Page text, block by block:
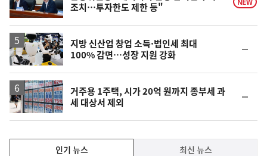
조치…투자한도 제한 등"
지방 신산업 창업 소득·법인세 최대
100% 감면…성장 지원 강화
일
거주용 1주택, 시가 20억 원까지 종부세 과
세 대상서 제외
일
인기 뉴스 최신 뉴스